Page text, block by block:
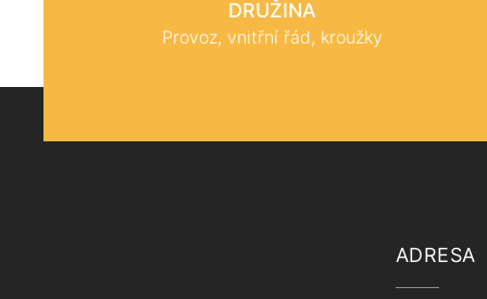
DRUŽINA
Provoz, vnitřní řád, kroužky
ADRESA